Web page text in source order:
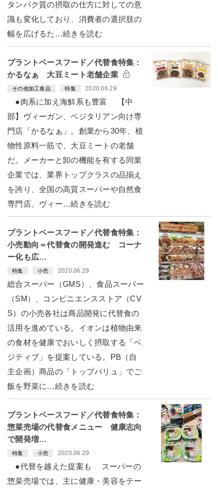
タンパク質の摂取の仕方に対しての意
識も変化しており、消費者の選択肢の
幅を広げるた…続きを読む
プラントベースフード／代替食特集：
かるなぁ 大豆ミート老舗企業
その他加工食品 特集 2020.06.29
●肉系に加え海鮮系も豊富 【中
部】ヴィーガン、ベジタリアン向け専
門店「かるなぁ」。創業から30年、植
物性原料一筋で、大豆ミートの老舗
だ。メーカーと卸の機能を有する同業
企業では、業界トップクラスの品揃え
を誇り、全国の高質スーパーや自然食
専門店、ヴィー…続きを読む
プラントベースフード／代替食特集：
小売動向＝代替食の開発進む コーナ
ー化も広…
特集 小売 2020.06.29
総合スーパー（GMS）、食品スーパー
（SM）、コンビニエンスストア（CV
S）の小売各社は商品開発に代替食の
活用を進めている。イオンは植物由来
の食材を健康でおいしく摂取する「ベ
ジティブ」を提案している。PB（自
主企画）商品の「トップバリュ」でご
飯を野菜に…続きを読む
プラントベースフード／代替食特集：
惣菜売場の代替食メニュー 健康志向
で開発増…
特集 小売 2020.06.29
●代替を越えた提案も スーパーの
惣菜売場では、主に健康・美容をテー